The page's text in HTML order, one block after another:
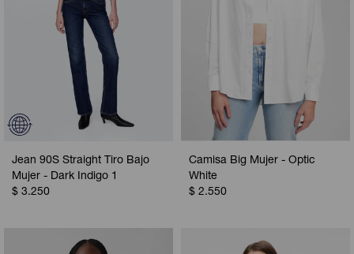
Jean 90S Straight Tiro Bajo
Mujer - Dark Indigo 1
$ 3.250
Camisa Big Mujer - Optic
White
$ 2.550